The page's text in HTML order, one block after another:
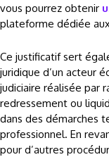
vous pourrez obtenir
plateforme dédiée
Ce justificatif sert
juridique d’un acteur
judiciaire réalisée par
redressement ou
dans des démarches
professionnel. En
pour d’autres